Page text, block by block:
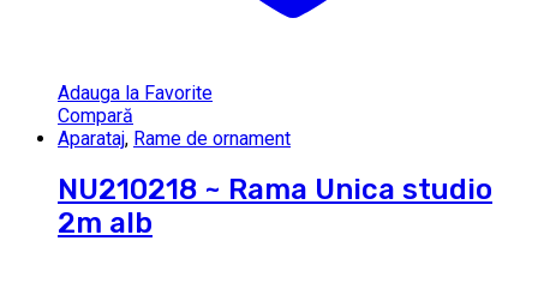
Adauga la Favorite
Compară
Aparataj, Rame de ornament
NU210218 ~ Rama Unica studio
2m alb